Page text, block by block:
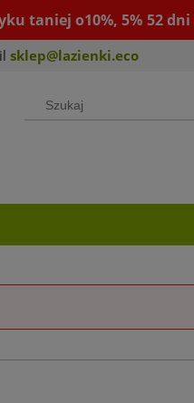
taniej o10%, 5% 52dni
sklep@lazienki.eco